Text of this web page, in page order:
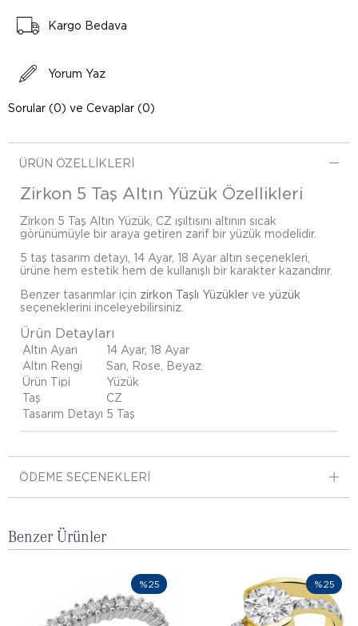
Kargo Bedava
Yorum Yaz
Sorular (0) ve Cevaplar (0)
ÜRÜN ÖZELLIKLERI
Zirkon 5 Taş Altın Yüzük Özellikleri
Zirkon 5 Taş Altın Yüzük, CZ ışıltısını altının sıcak
görünümüyle bir araya getiren zarif bir yüzük modelidir.
5 taş tasarım detayı, 14 Ayar, 18 Ayar altın seçenekleri,
ürüne hem estetik hem de kullanışlı bir karakter kazandırır.
Benzer tasarımlar için zirkon Taşlı Yüzükler ve yüzük
seçeneklerini inceleyebilirsiniz.
Ürün Detayları
Altın Ayarı
14 Ayar, 18 Ayar
Altın Rengi
Sarı, Rose, Beyaz
Ürün Tipi
Yüzük
Taş
CZ
Tasarım Detayı 5 Taş
ÖDEME SEÇENEKLERI
Benzer Ürünler
%25 %25